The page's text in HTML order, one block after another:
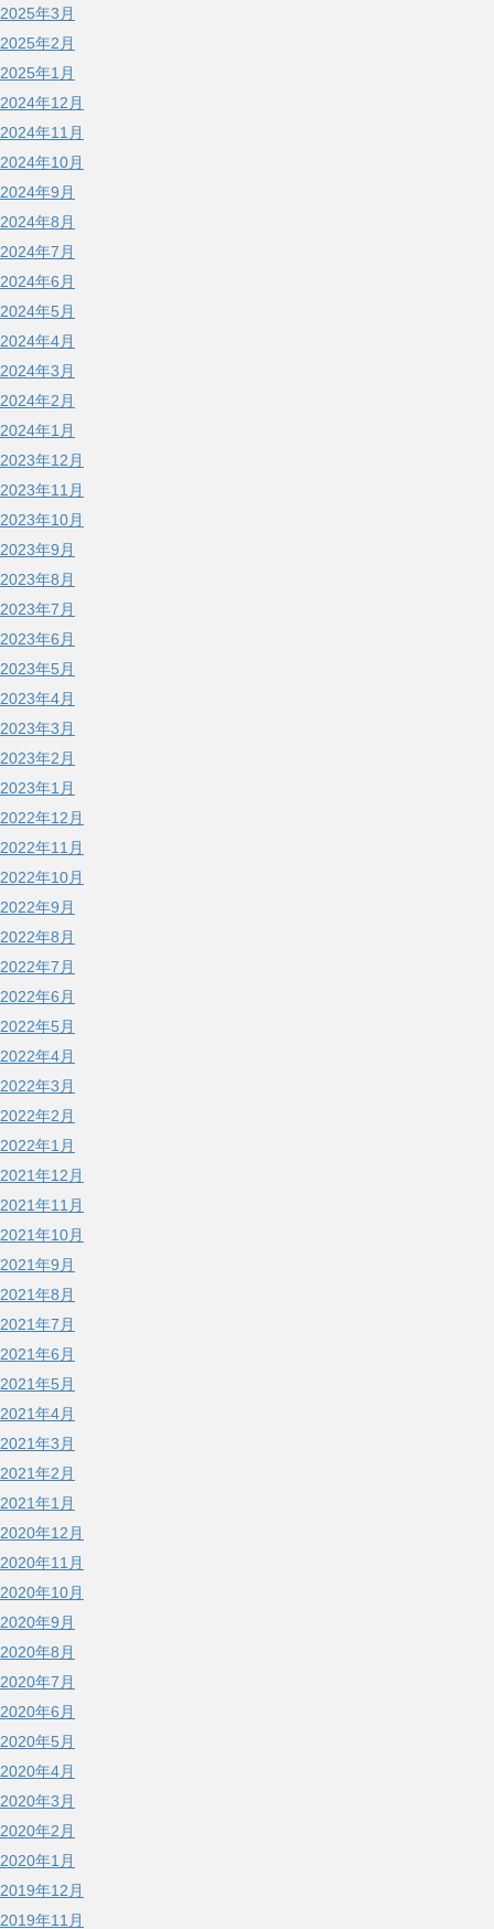
2025年3月
2025年2月
2025年1月
2024年12月
2024年11月
2024年10月
2024年9月
2024年8月
2024年7月
2024年6月
2024年5月
2024年4月
2024年3月
2024年2月
2024年1月
2023年12月
2023年11月
2023年10月
2023年9月
2023年8月
2023年7月
2023年6月
2023年5月
2023年4月
2023年3月
2023年2月
2023年1月
2022年12月
2022年11月
2022年10月
2022年9月
2022年8月
2022年7月
2022年6月
2022年5月
2022年4月
2022年3月
2022年2月
2022年1月
2021年12月
2021年11月
2021年10月
2021年9月
2021年8月
2021年7月
2021年6月
2021年5月
2021年4月
2021年3月
2021年2月
2021年1月
2020年12月
2020年11月
2020年10月
2020年9月
2020年8月
2020年7月
2020年6月
2020年5月
2020年4月
2020年3月
2020年2月
2020年1月
2019年12月
2019年11月